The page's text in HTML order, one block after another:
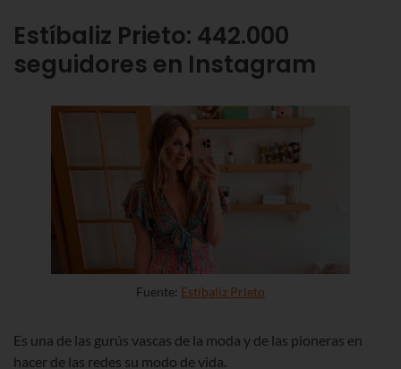
Estíbaliz Prieto: 442.000
seguidores en Instagram
Fuente: Estíbaliz Prieto
Es una de las gurús vascas de la moda y de las pioneras en
hacer de las redes su modo de vida.